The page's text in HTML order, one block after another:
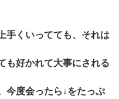
手くいってても、それは
も好かれて大事にされる
今度会ったら↓をたっぷ